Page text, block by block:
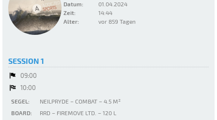
Datum:
01.04.2024
Zeit:
14:44
Alter:
vor 859 Tagen
SESSION 1
09:00
10:00
SEGEL:
NEILPRYDE – COMBAT – 4.5 M²
BOARD:
RRD – FIREMOVE LTD. – 120 L